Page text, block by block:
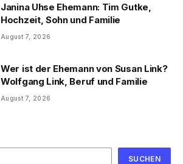
Janina Uhse Ehemann: Tim Gutke,
Hochzeit, Sohn und Familie
August 7, 2026
Wer ist der Ehemann von Susan Link?
Wolfgang Link, Beruf und Familie
August 7, 2026
SUCHEN